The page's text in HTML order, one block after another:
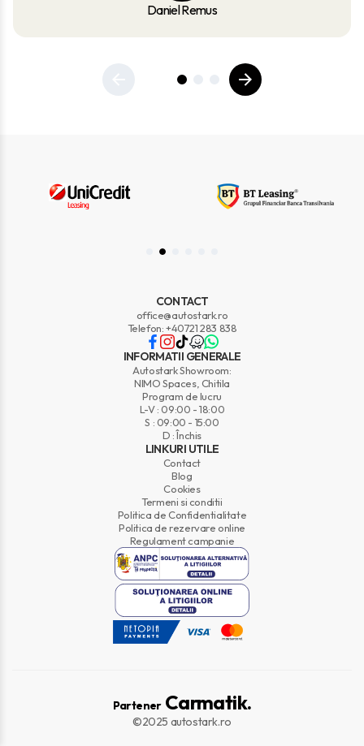
Daniel Remus
CONTACT
office@autostark.ro
Telefon: +40721 283 838
INFORMATII GENERALE
Autostark Showroom:
NIMO Spaces, Chitila
Program de lucru
L-V : 09:00 - 18:00
S : 09:00 - 15:00
D : Închis
LINKURI UTILE
Contact
Blog
Cookies
Termeni si conditii
Politica de Confidentialitate
Politica de rezervare online
Regulament campanie
PartenerCarmatik.
©2025 autostark.ro